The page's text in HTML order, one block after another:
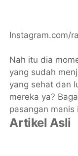
Instagram.com/
Nah itu dia
yang sudah
yang sehat dan
mereka ya?
pasangan manis
Artikel Asli